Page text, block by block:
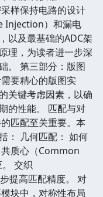
样保持电路的设计
Injection）和漏电
以及最基础的ADC架
理，为读者进一步深
。 第三部分：版图
要精心的版图实
关键考虑因素，以确
的性能。 匹配与对
匹配至关重要。本
： 几何匹配： 如何
质心（Common
交织
提高匹配精度。 对
块中，对称性布局